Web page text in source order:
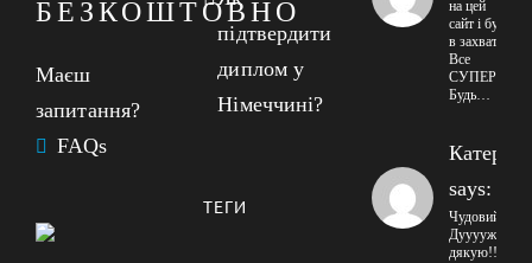
БЕЗКОШТОВНО
Маєш
запитання?
FAQs
підтвердити
диплом у
Німеччині?
ТЕГИ
на цей
сайт і була
в захваті!
Все
СУПЕР!
Будь…
says:
Чудовий
Дууууже
дякую!!!